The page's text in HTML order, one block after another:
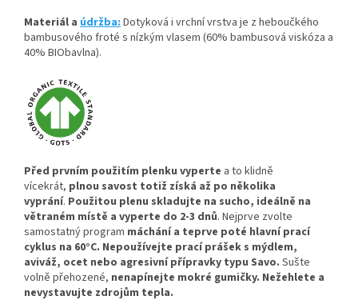
Materiál a údržba:Dotyková i vrchní vrstva je z heboučkého
bambusového froté s nízkým vlasem (60% bambusová viskóza a
40% BIObavlna).
Před prvním použitím plenku vyperte a to klidně
vícekrát, plnou savost totiž získá až po několika
vyprání. Použitou plenu skladujte na sucho, ideálně na
větraném místě a vyperte do 2-3 dnů. Nejprve zvolte
samostatný program máchání a teprve poté hlavní prací
cyklus na 60°C. Nepoužívejte prací prášek s mýdlem,
aviváž, ocet nebo agresivní přípravky typu Savo. Sušte
volně přehozené, nenapínejte mokré gumičky. Nežehlete a
nevystavujte zdrojům tepla.